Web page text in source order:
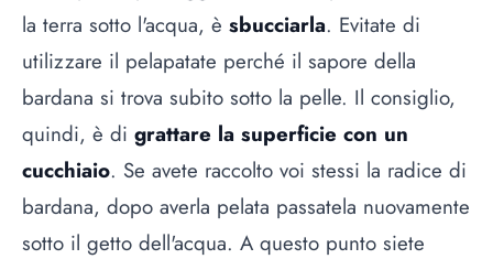
la terra sotto l'acqua, è sbucciarla. Evitate di
utilizzare il pelapatate perché il sapore della
bardana si trova subito sotto la pelle. Il consiglio,
quindi, è di grattare la superficie con un
cucchiaio. Se avete raccolto voi stessi la radice di
bardana, dopo averla pelata passatela nuovamente
sotto il getto dell'acqua. A questo punto siete